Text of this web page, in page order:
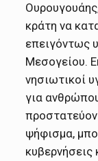
κράτη να
επειγόντως
Μεσογείου.
νησιωτικοί
για
ψήφισμα,
κυβερνήσεις